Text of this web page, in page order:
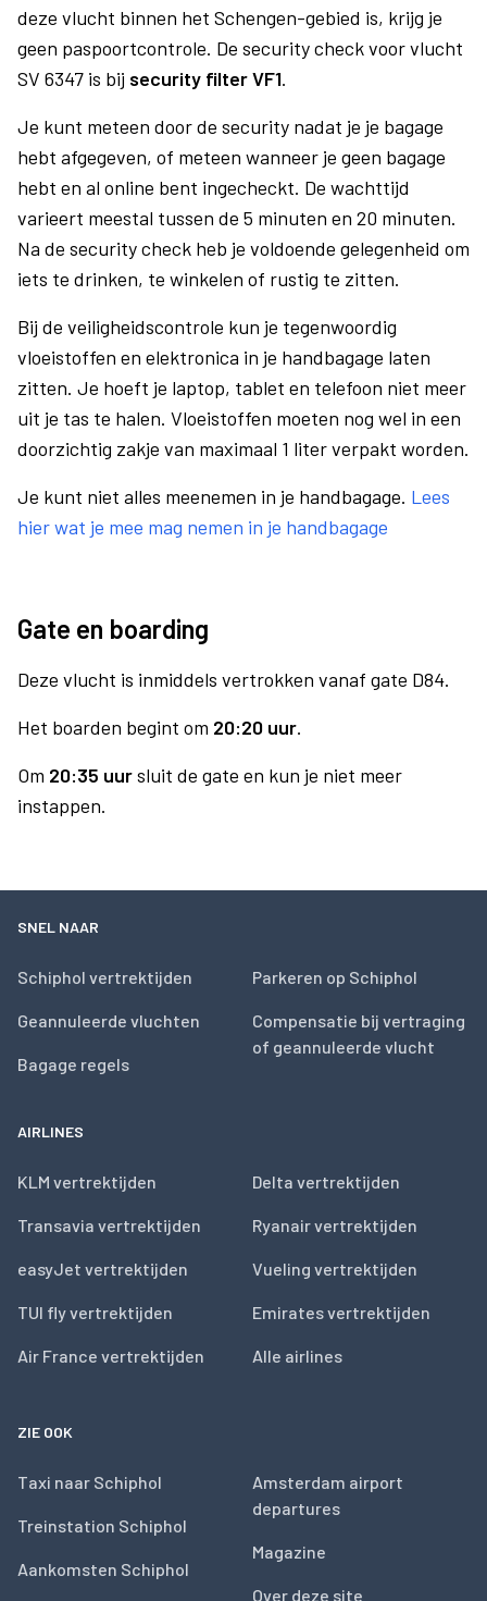
deze vlucht binnen het Schengen-gebied is, krijg je
geen paspoortcontrole. De security check voor vlucht
SV 6347 is bij security filter VF1.
Je kunt meteen door de security nadat je je bagage
hebt afgegeven, of meteen wanneer je geen bagage
hebt en al online bent ingecheckt. De wachttijd
varieert meestal tussen de 5 minuten en 20 minuten.
Na de security check heb je voldoende gelegenheid om
iets te drinken, te winkelen of rustig te zitten.
Bij de veiligheidscontrole kun je tegenwoordig
vloeistoffen en elektronica in je handbagage laten
zitten. Je hoeft je laptop, tablet en telefoon niet meer
uit je tas te halen. Vloeistoffen moeten nog wel in een
doorzichtig zakje van maximaal 1 liter verpakt worden.
Je kunt niet alles meenemen in je handbagage. Lees
hier wat je mee mag nemen in je handbagage
Gate en boarding
Deze vlucht is inmiddels vertrokken vanaf gate D84.
Het boarden begint om 20:20 uur.
Om 20:35 uursluit de gate en kun je niet meer
instappen.
SNEL NAAR
Schiphol vertrektijden
Geannuleerde vluchten
Bagage regels
Parkeren op Schiphol
Compensatie bij vertraging
of geannuleerde vlucht
AIRLINES
KLM vertrektijden
Transavia vertrektijden
easyJet vertrektijden
TUI fly vertrektijden
Air France vertrektijden
Delta vertrektijden
Ryanair vertrektijden
Vueling vertrektijden
Emirates vertrektijden
Alle airlines
ZIE OOK
Taxi naar Schiphol
Treinstation Schiphol
Aankomsten Schiphol
Amsterdam airport
departures
Magazine
Over deze site